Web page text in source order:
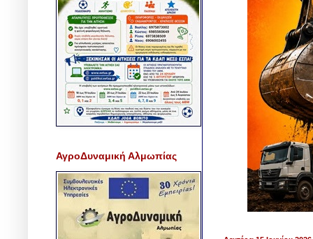
ΑγροΔυναμική Αλμωπίας